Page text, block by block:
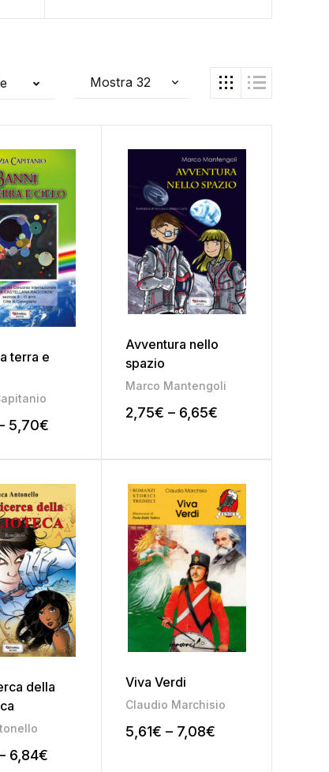
terra e
5,70€
Avventura nello
spazio
Marco Mantengoli
2,75€ – 6,65€
della
6,84€
Viva Verdi
Claudio Marchisio
5,61€ – 7,08€